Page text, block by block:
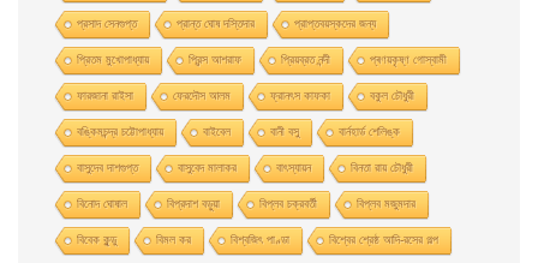
প্রসাদ সেনগুপ্ত প্রান্ত ঘোষ দস্তিদার প্রাপ্তবয়স্কদের জন্য
প্রিতম মুখোপাধ্যায় প্রিন্স আশরাফ প্রিয়ব্রত নন্দী প্ৰণয়কৃষ্ণ গোস্বামী
ফারজানা রাইসা ফেরদৌস আলম ফ্রানৎস কাফকা বকুল চৌধুরী
বঙ্কিমচন্দ্র চট্টোপাধ্যায় বাইবেল বানী বসু বার্নহার্ড শেলিঙ্ক
বাসুদেব দাশগুপ্ত বাসুবেদ মালাকর বাৎস্যায়ন বিনতা রায় চৌধুরী
বিনোদ ঘোষাল বিপ্রদাশ বড়ুয়া বিপ্লব চক্রবর্তী বিপ্লব মজুমদার
বিবেক কুন্ডু বিমল কর বিশ্বজিৎ পাণ্ডা বিশ্বের শ্রেষ্ঠ আদি-রসের গল্প